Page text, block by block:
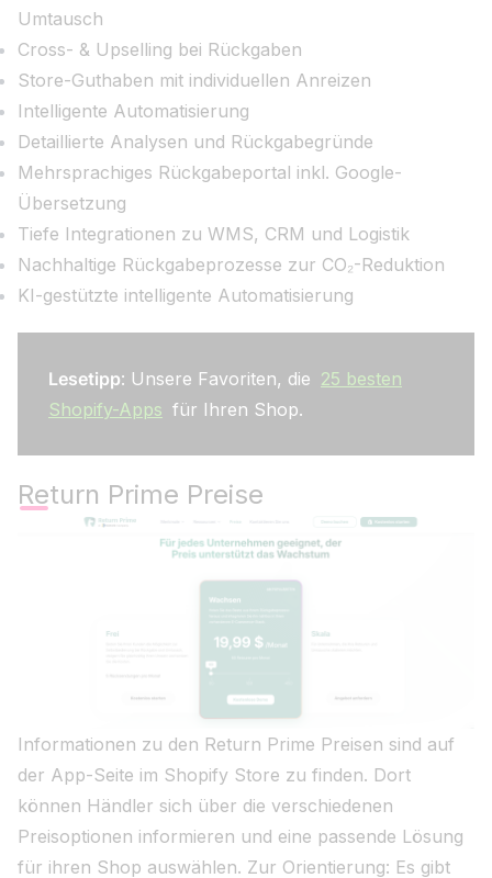
Umtausch
Cross- & Upselling bei Rückgaben
Store-Guthaben mit individuellen Anreizen
Intelligente Automatisierung
Detaillierte Analysen und Rückgabegründe
Mehrsprachiges Rückgabeportal inkl. Google-
Übersetzung
Tiefe Integrationen zu WMS, CRM und Logistik
Nachhaltige Rückgabeprozesse zur CO₂-Reduktion
KI-gestützte intelligente Automatisierung
Lesetipp: Unsere Favoriten, die 25 besten
Shopify-Apps für Ihren Shop.
Return Prime Preise
Informationen zu den Return Prime Preisen sind auf
der App-Seite im Shopify Store zu finden. Dort
können Händler sich über die verschiedenen
Preisoptionen informieren und eine passende Lösung
für ihren Shop auswählen. Zur Orientierung: Es gibt